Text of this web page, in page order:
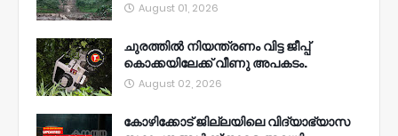
August 01, 2026
ചുരത്തിൽ നിയന്ത്രണം വിട്ട ജീപ്പ്
കൊക്കയിലേക്ക് വീണു അപകടം.
August 02, 2026
കോഴിക്കോട് ജില്ലയിലെ വിദ്യാഭ്യാസ